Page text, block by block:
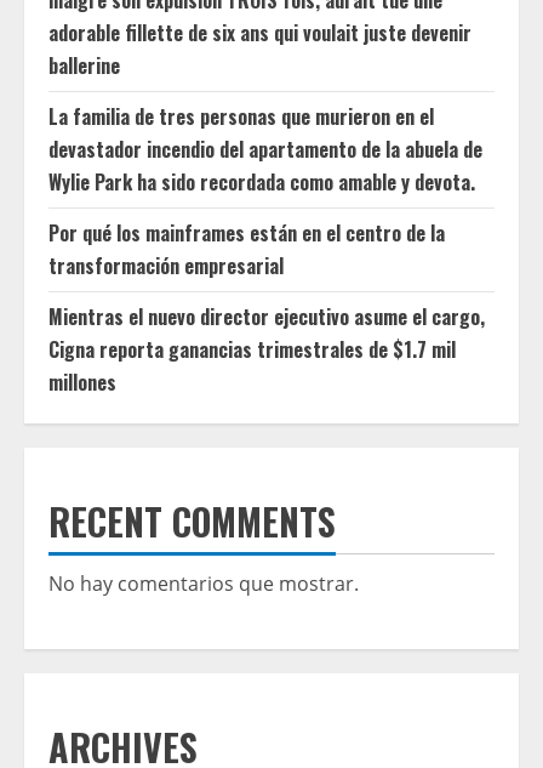
adorable fillette de six ans qui voulait juste devenir
ballerine
La familia de tres personas que murieron en el
devastador incendio del apartamento de la abuela de
Wylie Park ha sido recordada como amable y devota.
Por qué los mainframes están en el centro de la
transformación empresarial
Mientras el nuevo director ejecutivo asume el cargo,
Cigna reporta ganancias trimestrales de $1.7 mil
millones
RECENT COMMENTS
No hay comentarios que mostrar.
ARCHIVES